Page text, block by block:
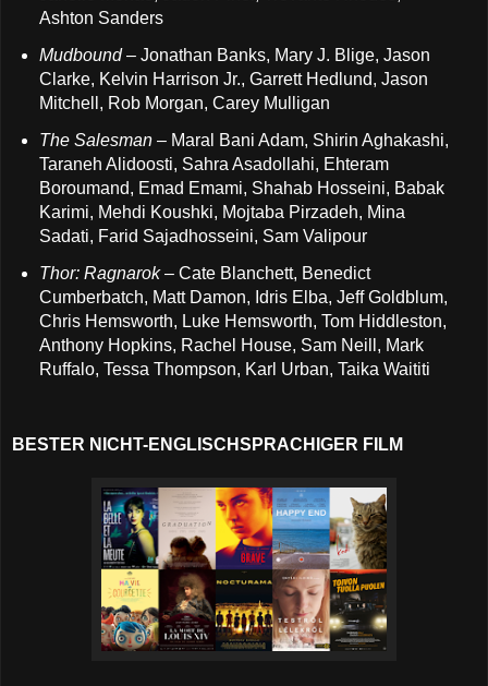
Ashton Sanders
Mudbound– Jonathan Banks, Mary J. Blige, Jason
Clarke, Kelvin Harrison Jr., Garrett Hedlund, Jason
Mitchell, Rob Morgan, Carey Mulligan
The Salesman – Maral Bani Adam, Shirin Aghakashi,
Taraneh Alidoosti, Sahra Asadollahi, Ehteram
Boroumand, Emad Emami, Shahab Hosseini, Babak
Karimi, Mehdi Koushki, Mojtaba Pirzadeh, Mina
Sadati, Farid Sajadhosseini, Sam Valipour
Thor: Ragnarok– Cate Blanchett, Benedict
Cumberbatch, Matt Damon, Idris Elba, Jeff Goldblum,
Chris Hemsworth, Luke Hemsworth, Tom Hiddleston,
Anthony Hopkins, Rachel House, Sam Neill, Mark
Ruffalo, Tessa Thompson, Karl Urban, Taika Waititi
BESTER NICHT-ENGLISCHSPRACHIGER FILM